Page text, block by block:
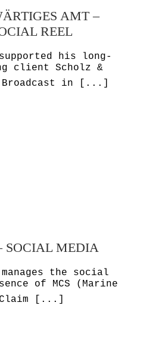
AMT –
REEL
his long-
client Scholz &
in
[...]
SOCIAL MEDIA
the social
of MCS (Marine
[...]